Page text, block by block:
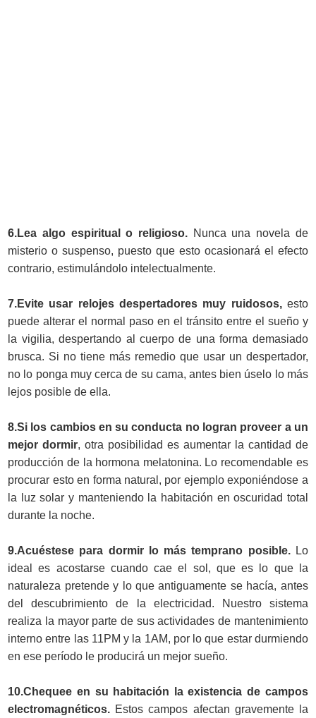
6.Lea algo espiritual o religioso. Nunca una novela de
misterio o suspenso, puesto que esto ocasionará el efecto
contrario, estimulándolo intelectualmente.
7.Evite usar relojes despertadores muy ruidosos,esto
puede alterar el normal paso en el tránsito entre el sueño y
la vigilia, despertando al cuerpo de una forma demasiado
brusca. Si no tiene más remedio que usar un despertador,
no lo ponga muy cerca de su cama, antes bien úselo lo más
lejos posible de ella.
8.Si los cambios en su conducta no logran proveer a un
mejor dormir, otra posibilidad es aumentar la cantidad de
producción de la hormona melatonina. Lo recomendable es
procurar esto en forma natural, por ejemplo exponiéndose a
la luz solar y manteniendo la habitación en oscuridad total
durante la noche.
9.Acuéstese para dormir lo más temprano posible.Lo
ideal es acostarse cuando cae el sol, que es lo que la
naturaleza pretende y lo que antiguamente se hacía, antes
del descubrimiento de la electricidad. Nuestro sistema
realiza la mayor parte de sus actividades de mantenimiento
interno entre las 11PM y la 1AM, por lo que estar durmiendo
en ese período le producirá un mejor sueño.
10.Chequee en su habitación la existencia de campos
electromagnéticos. Estos campos afectan gravemente la